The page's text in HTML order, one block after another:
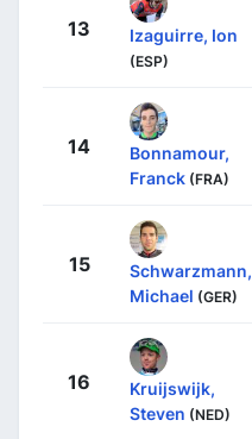
13 Izaguirre, Ion
(ESP)
14
Bonnamour,
Franck (FRA)
15
Schwarzmann,
Michael (GER)
16
Kruijswijk,
Steven (NED)